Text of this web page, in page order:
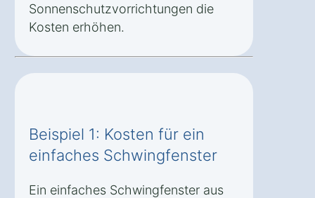
Sonnenschutzvorrichtungen die
Kosten erhöhen.
Beispiel 1: Kosten für ein
einfaches Schwingfenster
Ein einfaches Schwingfenster aus